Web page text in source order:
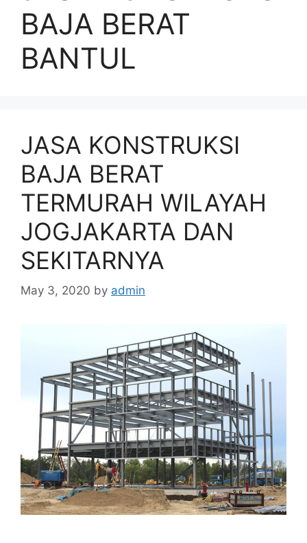
BAJA BERAT
BANTUL
JASA KONSTRUKSI
BAJA BERAT
TERMURAH WILAYAH
JOGJAKARTA DAN
SEKITARNYA
May 3, 2020 by admin